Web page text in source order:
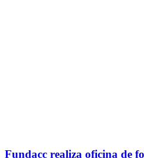
Fundacc realiza oficina de